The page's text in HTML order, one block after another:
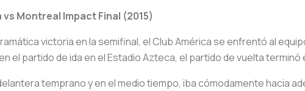
Montreal Impact Final (2015)
victoria en la semifinal, el Club América se enfrentó al
el partido de ida en el Estadio Azteca, el partido de vuelta terminó
temprano y en el medio tiempo, iba cómodamente hacia